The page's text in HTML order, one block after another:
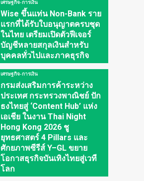
เศรษฐกิจ-การเงิน
Wise ขึ้นแท่น Non-Bank ราย
แรกที่ได้รับใบอนุญาตครบชุด
ในไทย เตรียมเปิดตัวฟีเจอร์
บัญชีหลายสกุลเงินสำหรับ
บุคคลทั่วไปและภาคธุรกิจ
เศรษฐกิจ-การเงิน
กรมส่งเสริมการค้าระหว่าง
ประเทศ กระทรวงพาณิชย์ ปัก
ธงไทยสู่ ‘Content Hub’ แห่ง
เอเชีย ในงาน Thai Night
Hong Kong 2026 ชู
ยุทธศาสตร์ 4 Pillars และ
ศักยภาพซีรีส์ Y–GL ขยาย
โอกาสธุรกิจบันเทิงไทยสู่เวที
โลก